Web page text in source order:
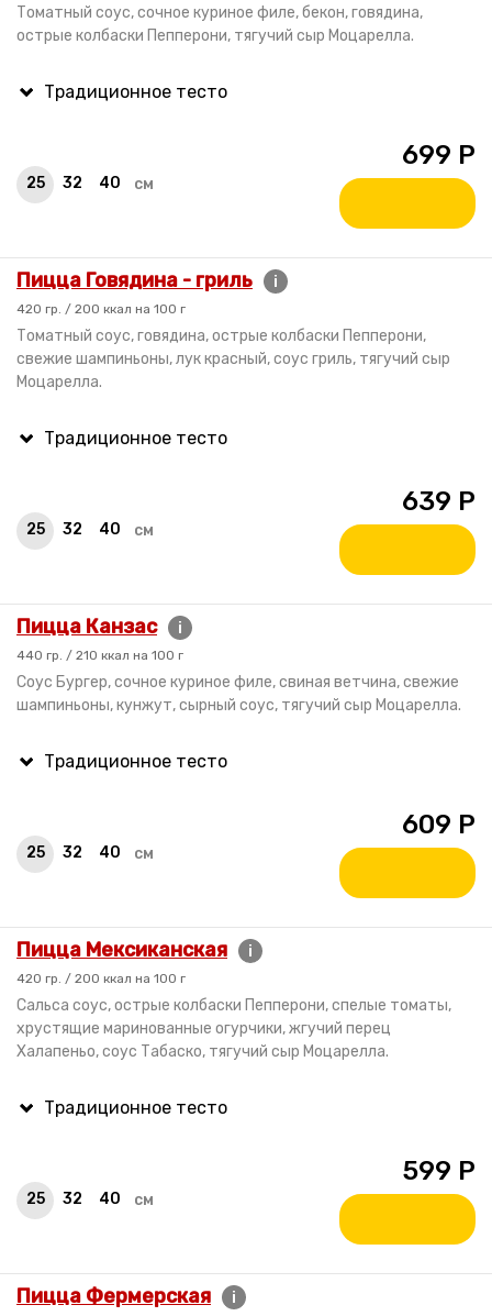
Томатный соус, сочное куриное филе, бекон, говядина,
острые колбаски Пепперони, тягучий сыр Моцарелла.
25 32 40 см
699 Р
Пицца Говядина - гриль i
420 гр. / 200 ккал на 100 г
Томатный соус, говядина, острые колбаски Пепперони,
свежие шампиньоны, лук красный, соус гриль, тягучий сыр
Моцарелла.
25 32 40 см
639 Р
Пицца Канзас i
440 гр. / 210 ккал на 100 г
Cоус Бургер, сочное куриное филе, свиная ветчина, свежие
шампиньоны, кунжут, сырный соус, тягучий сыр Моцарелла.
25 32 40 см
609 Р
Пицца Мексиканская i
420 гр. / 200 ккал на 100 г
Сальса соус, острые колбаски Пепперони, спелые томаты,
хрустящие маринованные огурчики, жгучий перец
Халапеньо, соус Табаско, тягучий сыр Моцарелла.
25 32 40 см
599 Р
Пицца Фермерская i